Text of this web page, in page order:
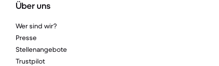
Über uns
Wer sind wir?
Presse
Stellenangebote
Trustpilot